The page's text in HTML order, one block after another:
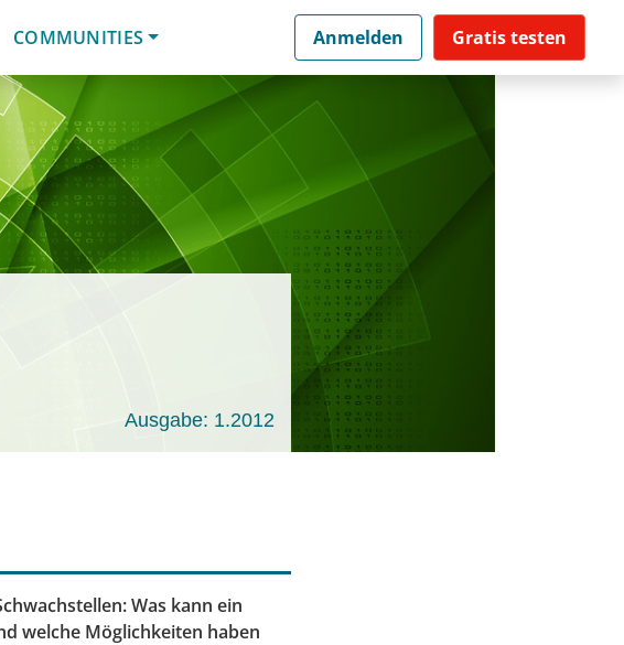
COMMUNITIES Anmelden Gratis testen
Ausgabe: 1.2012
Was kann ein
welche Möglichkeiten haben